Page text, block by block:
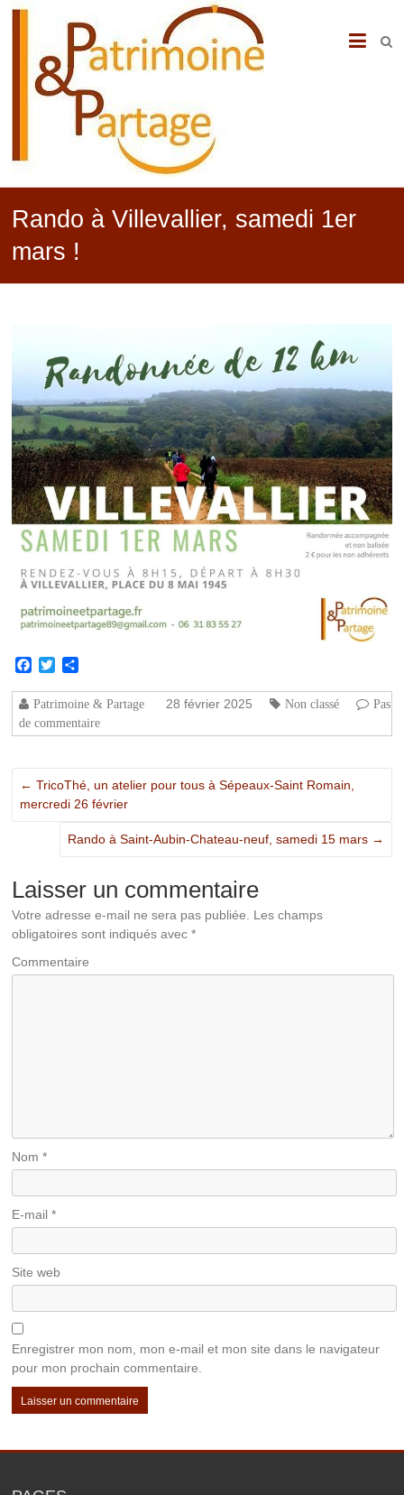
PATRIMOINE
PARTAGE
Rando à Villevallier, samedi 1er
mars !
Facebook
Twitter
Patrimoine & Partage 28 février 2025 Non classé
Pas
de commentaire
← TricoThé, un atelier pour tous à Sépeaux-Saint Romain,
mercredi 26 février
Rando à Saint-Aubin-Chateau-neuf, samedi 15 mars →
Laisser un commentaire
Votre adresse e-mail ne sera pas publiée. Les champs
obligatoires sont indiqués avec*
Commentaire
Nom*
E-mail*
Site web
Enregistrer mon nom, mon e-mail et mon site dans le navigateur
pour mon prochain commentaire.